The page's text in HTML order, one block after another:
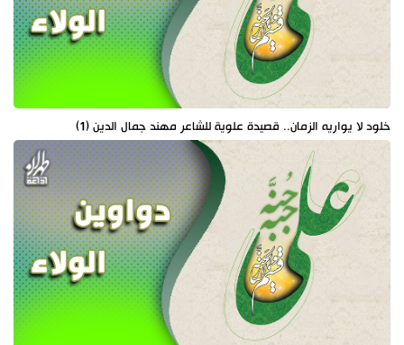
خلود لا يواريه الزمان.. قصيدة علوية للشاعر مهند جمال الدين (1)